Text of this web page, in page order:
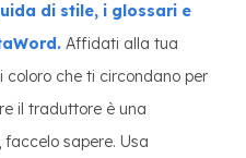
di stile, i glossari e
Affidati alla tua
coloro che ti circondano per
il traduttore è una
sapere. Usa